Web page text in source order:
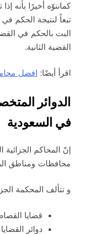
كماننوّه أخيرًا بأنه
تبعاً لنتيجة الحكم
البت بالحكم في
القضية الثانية.
اقرأ أيضًا: افضل
الدوائر
في السعودية
إنّ المحاكم
محافظات ومناطق
و تتألف المحكمة
قضايا
دوائر